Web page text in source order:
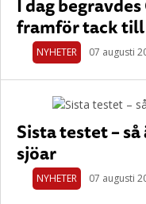
framför tack till
NYHETER 07 augusti
Sista testet –
sjöar
NYHETER 07 augusti